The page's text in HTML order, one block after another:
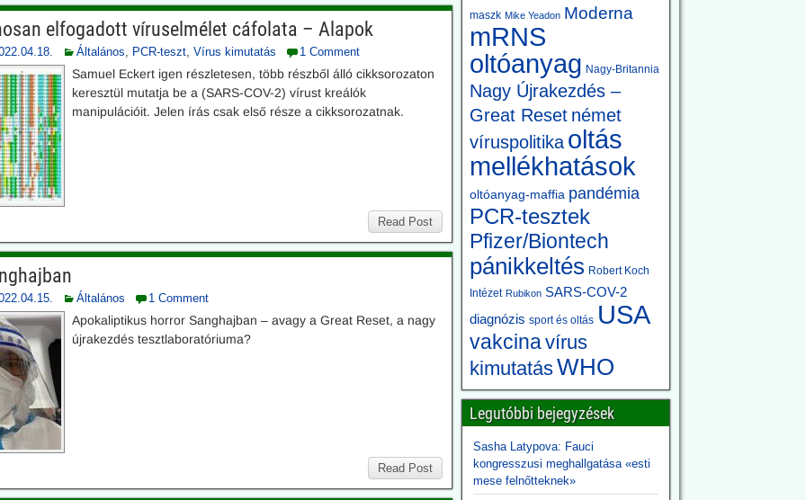
elfogadott víruselmélet cáfolata – Alapok
Általános, PCR-teszt,Vírus kimutatás 1 Comment
Samuel Eckert igen részletesen, több részből álló cikksorozaton
keresztül mutatja be a (SARS-COV-2) vírust kreálók
manipulációit. Jelen írás csak első része a cikksorozatnak.
Read Post
Általános 1 Comment
Apokaliptikus horror Sanghajban – avagy a Great Reset, a nagy
újrakezdés tesztlaboratóriuma?
Read Post
maszk Mike Yeadon Moderna
mRNS
oltóanyag Nagy-Britannia
Nagy Újrakezdés –
Great Reset német
víruspolitika oltás
mellékhatások
oltóanyag-maffia pandémia
PCR-tesztek
Pfizer/Biontech
pánikkeltés Robert Koch
Intézet Rubikon SARS-COV-2
diagnózis sport és oltás USA
vakcinavírus
kimutatásWHO
Legutóbbi bejegyzések
Sasha Latypova: Fauci
kongresszusi meghallgatása «esti
mese felnőtteknek»